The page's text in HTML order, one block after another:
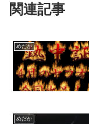
関連記事
めだか
めだか